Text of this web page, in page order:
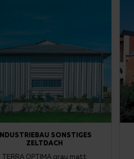
SONSTIGES
ZELTDACH
TERRA OPTIMA grau matt